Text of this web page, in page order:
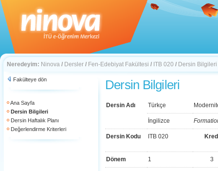
Neredeyim: Ninova / Dersler / Fen-Edebiyat Fakültesi / ITB 020 / Dersin Bilgileri
Fakülteye dön
Ana Sayfa
Dersin Bilgileri
Dersin Haftalık Planı
Değerlendirme Kriterleri
Dersin Bilgileri
Dersin Adı Türkçe
İngilizce
Dersin Kodu ITB 020
Dönem 1 3